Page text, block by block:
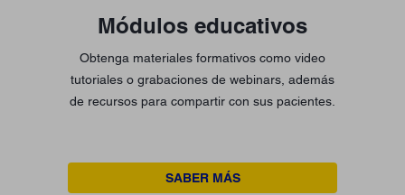
Módulos educativos
Obtenga materiales formativos como video
tutoriales o grabaciones de webinars, además
de recursos para compartir con sus pacientes.
SABER MÁS